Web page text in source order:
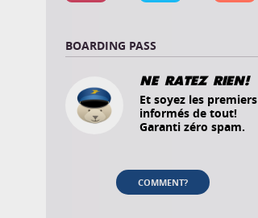
BOARDING PASS
NE RATEZ RIEN!
Et soyez les premiers
informés de tout!
Garanti zéro spam.
COMMENT?